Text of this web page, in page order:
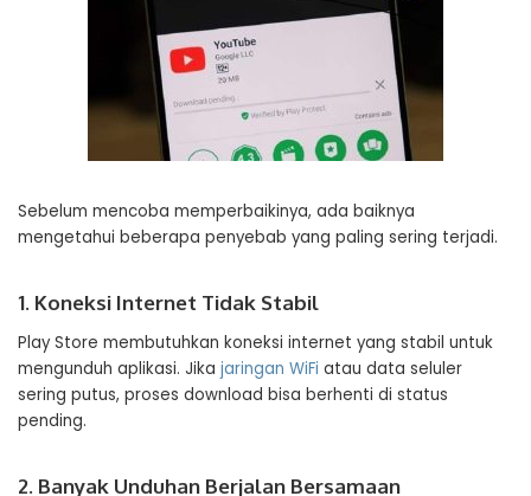
Sebelum mencoba memperbaikinya, ada baiknya
mengetahui beberapa penyebab yang paling sering terjadi.
1. Koneksi Internet Tidak Stabil
Play Store membutuhkan koneksi internet yang stabil untuk
mengunduh aplikasi. Jika jaringan WiFi atau data seluler
sering putus, proses download bisa berhenti di status
pending.
2. Banyak Unduhan Berjalan Bersamaan